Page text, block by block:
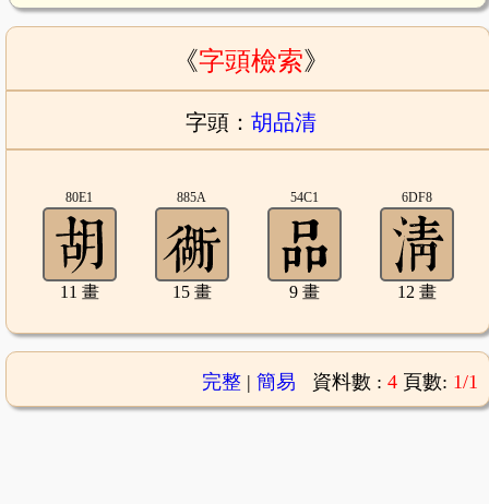
《字頭檢索》
字頭： 胡品清
80E1
11 畫
885A
15 畫
54C1
9 畫
6DF8
12 畫
完整| 簡易 資料數 : 4 頁數: 1/1